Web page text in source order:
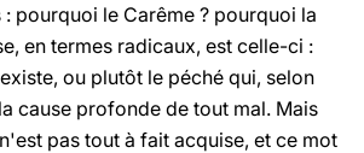
pourquoi le Carême ? pourquoi la
en termes radicaux, est celle-ci :
ou plutôt le péché qui, selon
cause profonde de tout mal. Mais
pas tout à fait acquise, et ce mot